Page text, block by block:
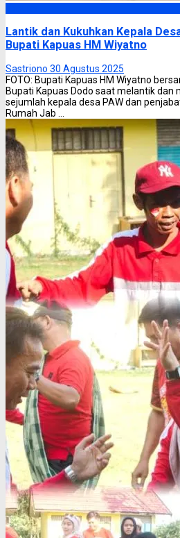
Lantik dan Kukuhkan Kepala
Bupati Kapuas HM Wiyatno
Sastriono 30 Agustus 2025
FOTO: Bupati Kapuas HM Wiyatno
Bupati Kapuas Dodo saat melantik dan
sejumlah kepala desa PAW dan
Rumah Jab ...